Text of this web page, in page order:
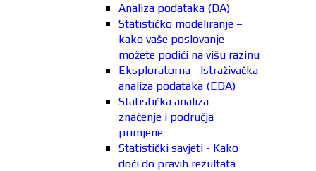
Analiza podataka (DA)
Statističko modeliranje –
kako vaše poslovanje
možete podići na višu razinu
Eksploratorna - Istraživačka
analiza podataka (EDA)
Statistička analiza -
značenje i područja
primjene
Statistički savjeti - Kako
doći do pravih rezultata